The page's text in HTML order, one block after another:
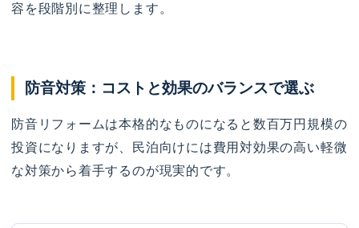
容を段階別に整理します。
防音対策：コストと効果のバランスで選ぶ
防音リフォームは本格的なものになると数百万円規模の
投資になりますが、民泊向けには費用対効果の高い軽微
な対策から着手するのが現実的です。